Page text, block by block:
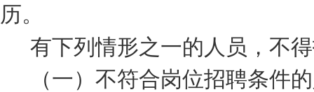
历。
有下列情形之一的人员，不
（一）不符合岗位招聘条件